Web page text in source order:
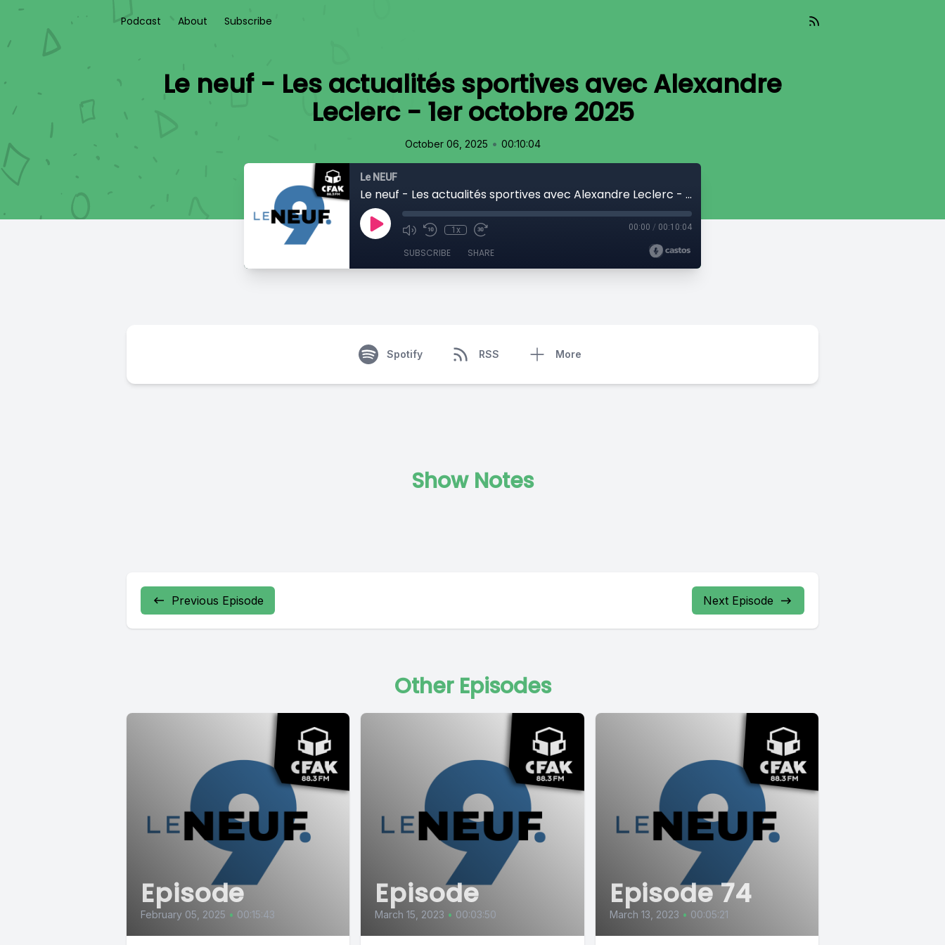
Podcast About Subscribe
Le neuf - Les actualités sportives avec Alexandre
Leclerc - 1er octobre 2025
October 06, 2025 • 00:10:04
Le NEUF
Le neuf - Les actualités sportives avec Alexandre Leclerc - 1er octobre 2025
1x 00:00 / 00:10:04
SUBSCRIBE SHARE
Spotify RSS More
Show Notes
Previous Episode Next Episode
Other Episodes
Episode
February 05, 2025 • 00:15:43
Episode
March 15, 2023 • 00:03:50
Episode 74
March 13, 2023 • 00:05:21